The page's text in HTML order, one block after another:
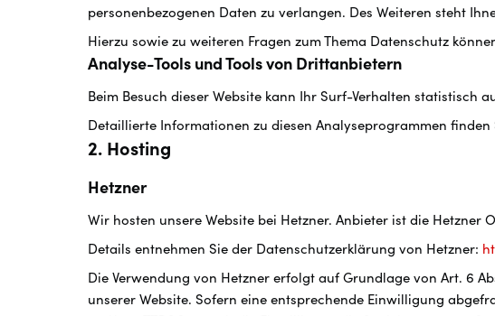
personenbezogenen Daten zu verlangen. Des Weiteren steht
Hierzu sowie zu weiteren Fragen zum Thema Datenschutz
Analyse-Tools und Tools von Dritt­anbietern
Beim Besuch dieser Website kann Ihr Surf-Verhalten statistisch
Detaillierte Informationen zu diesen Analyseprogrammen
2. Hosting
Hetzner
Wir hosten unsere Website bei Hetzner. Anbieter ist die Hetzner
Details entnehmen Sie der Datenschutzerklärung von Hetzner:
Die Verwendung von Hetzner erfolgt auf Grundlage von Art. 6
unserer Website. Sofern eine entsprechende Einwilligung